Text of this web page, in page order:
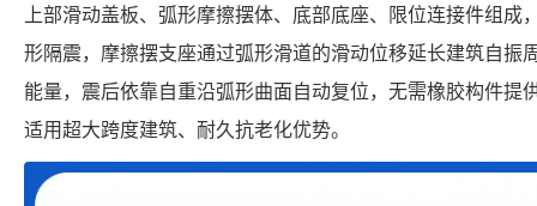
上部滑动盖板、弧形摩擦摆体、底部底座、限位连接件组成
形隔震，摩擦摆支座通过弧形滑道的滑动位移延长建筑自振
能量，震后依靠自重沿弧形曲面自动复位，无需橡胶构件提
适用超大跨度建筑、耐久抗老化优势。